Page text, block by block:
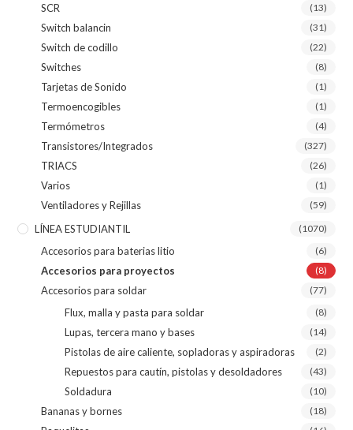
SCR (13)
Switch balancin (31)
Switch de codillo (22)
Switches (8)
Tarjetas de Sonido (1)
Termoencogibles (1)
Termómetros (4)
Transistores/Integrados (327)
TRIACS (26)
Varios (1)
Ventiladores y Rejillas (59)
LÍNEA ESTUDIANTIL (1070)
Accesorios para baterias litio (6)
Accesorios para proyectos (8)
Accesorios para soldar (77)
Flux, malla y pasta para soldar (8)
Lupas, tercera mano y bases (14)
Pistolas de aire caliente, sopladoras y aspiradoras (2)
Repuestos para cautín, pistolas y desoldadores (43)
Soldadura (10)
Bananas y bornes (18)